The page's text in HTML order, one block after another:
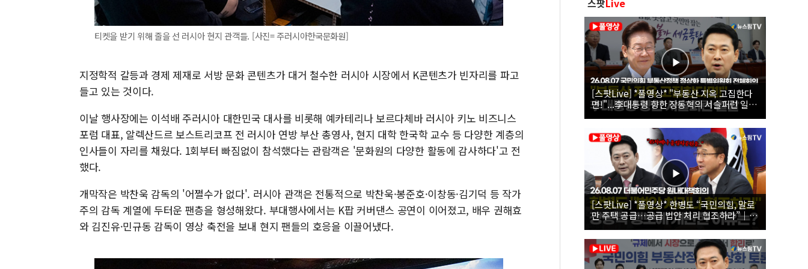
티켓을 받기 위해 줄을 선 러시아 현지 관객들. [사진= 주러시아한국문화원]
지정학적 갈등과 경제 제재로 서방 문화 콘텐츠가 대거 철수한 러시아 시장에서 K콘텐츠가 빈자리를 파고
들고 있는 것이다.
이날 행사장에는 이석배 주러시아 대한민국 대사를 비롯해 예카테리나 보르다체바 러시아 키노 비즈니스
포럼 대표, 알렉산드르 보스트리코프 전 러시아 연방 부산 총영사, 현지 대학 한국학 교수 등 다양한 계층의
인사들이 자리를 채웠다. 1회부터 빠짐없이 참석했다는 관람객은 '문화원의 다양한 활동에 감사하다'고 전
했다.
개막작은 박찬욱 감독의 '어쩔수가 없다'. 러시아 관객은 전통적으로 박찬욱·봉준호·이창동·김기덕 등 작가
주의 감독 계열에 두터운 팬층을 형성해왔다. 부대행사에서는 K팝 커버댄스 공연이 이어졌고, 배우 권해효
와 김진유·민규동 감독이 영상 축전을 보내 현지 팬들의 호응을 이끌어냈다.
스팟Live
[스팟Live] *풀영상* "부동산 지옥 고집한다
면!"...李대통령 향한 장동혁의 서슬퍼런 일갈
| 26.08.07 국민의힘 부동산정책 정상화 특별
위원회 전체회의
[스팟Live] *풀영상* 한병도 “국민의힘, 말로
만 주택 공급…공급 법안 처리 협조하라”｜
26.08.07 더불어민주당 원내대책회의